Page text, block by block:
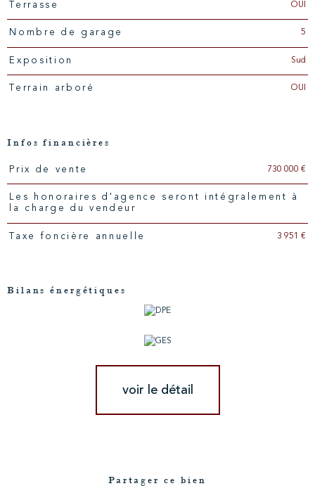
Terrasse OUI
Nombre de garage 5
Exposition Sud
Terrain arboré OUI
Infos financières
Caractéristiques Valeurs
Prix de vente 730 000 €
Les honoraires d'agence seront intégralement à
la charge du vendeur
Taxe foncière annuelle 3 951 €
Bilans énergétiques
voir le détail
Partager ce bien